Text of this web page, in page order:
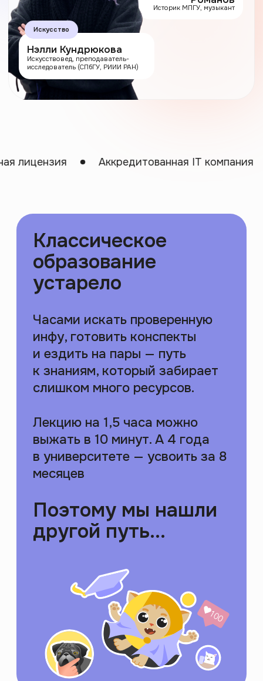
Аккредитованная IT компания
Классическое
образование
устарело
слишком много ресурсов.
в университете — усвоить за 8
Поэтому мы нашли
другой путь...
Создали приложение
для саморазвития
по гуманитарным темам
на платформе с игровыми
механиками